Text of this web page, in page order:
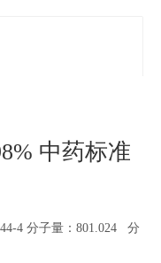
中药标准
4 分子量：801.024 分